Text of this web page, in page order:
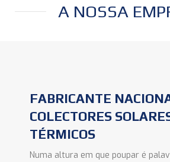
TECNOLOGIA
A NOSSA
FABRICANTE
COLECTORES
TÉRMICOS
Numa altura em que poupar é